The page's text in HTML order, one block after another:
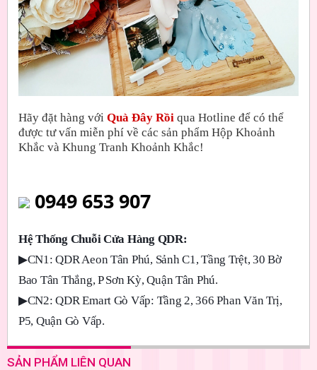
Hãy đặt hàng với Quà Đây Rồi qua Hotline để có thể
được tư vấn miễn phí về các sản phẩm Hộp Khoảnh
Khắc và Khung Tranh Khoảnh Khắc!
0949 653 907
Hệ Thống Chuỗi Cửa Hàng QDR:
▶CN1: QDR Aeon Tân Phú, Sảnh C1, Tầng Trệt, 30 Bờ
Bao Tân Thắng, P Sơn Kỳ, Quận Tân Phú.
▶CN2: QDR Emart Gò Vấp: Tầng 2, 366 Phan Văn Trị,
P5, Quận Gò Vấp.
SẢN PHẨM LIÊN QUAN